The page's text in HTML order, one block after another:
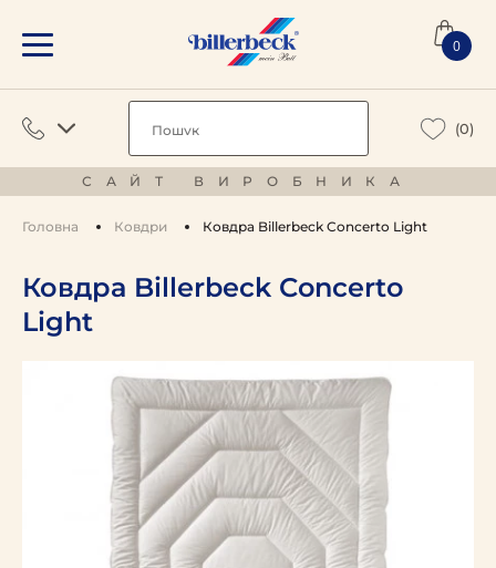
0
(0)
САЙТ ВИРОБНИКА
Головна Ковдри Ковдра Billerbeck Concerto Light
Ковдра Billerbeck Concerto
Light